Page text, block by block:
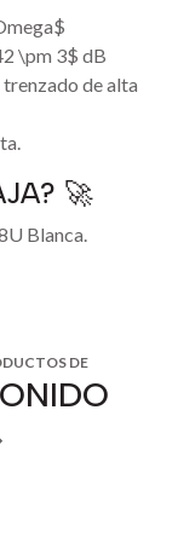
\pm 3$ dB
de alta
🚀
Blanca.
DE